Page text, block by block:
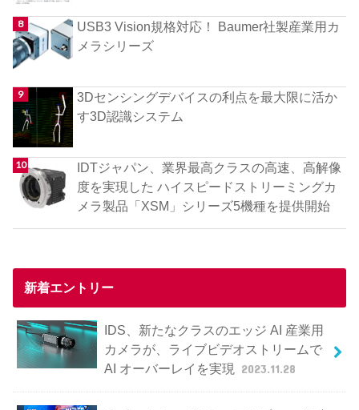
USB3 Vision規格対応！ Baumer社製産業用カ
メラシリーズ
3Dセンシングデバイスの利点を最大限に活か
す3D認識システム
IDTジャパン、業界最高クラスの高速、高解像
度を実現した ハイスピードストリーミングカ
メラ製品「XSM」シリーズ5機種を提供開始
新着エントリー
IDS、新たなクラスのエッジ AI 産業用
カメラが、ライブビデオストリームで
AI オーバーレイを実現
2023.11.28